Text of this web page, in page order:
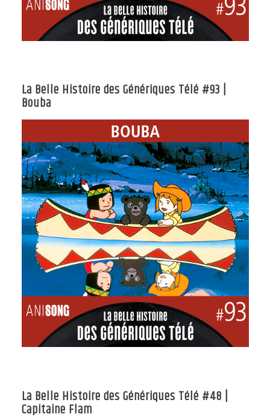
La Belle Histoire des Génériques Télé #93 |
Bouba
La Belle Histoire des Génériques Télé #48 |
Capitaine Flam